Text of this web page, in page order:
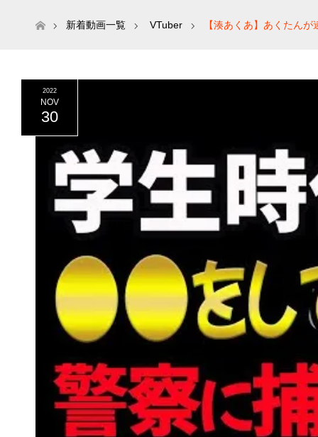
ホーム新着動画一覧 VTuber 【湊あくあ】あくたん
2022
NOV
30